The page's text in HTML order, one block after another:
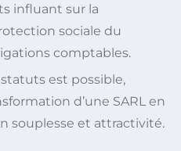
influant sur la
sociale du
comptables.
est possible,
d’une SARL en
souplesse et attractivité.